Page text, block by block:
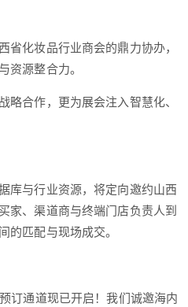
省化妆品行业商会的鼎力协办，
资源整合力。
略合作，更为展会注入智慧化、
库与行业资源，将定向邀约山西
家、渠道商与终端门店负责人到
的匹配与现场成交。
订通道现已开启！我们诚邀海内